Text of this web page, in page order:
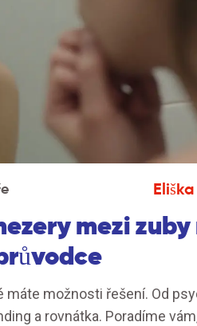
mezi zuby
možnosti řešení. Od
a rovnátka. Poradíme